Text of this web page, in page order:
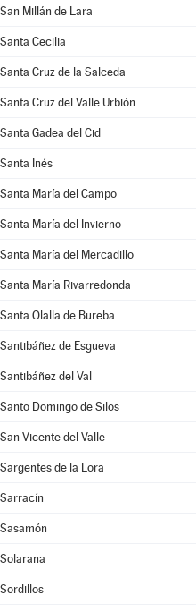
San Millán de Lara
Santa Cecilia
Santa Cruz de la Salceda
Santa Cruz del Valle Urbión
Santa Gadea del Cid
Santa Inés
Santa María del Campo
Santa María del Invierno
Santa María del Mercadillo
Santa María Rivarredonda
Santa Olalla de Bureba
Santibáñez de Esgueva
Santibáñez del Val
Santo Domingo de Silos
San Vicente del Valle
Sargentes de la Lora
Sarracín
Sasamón
Solarana
Sordillos